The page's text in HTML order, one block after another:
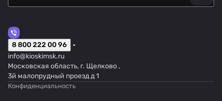
8 800 222 00 96
info@kioskimsk.ru
Московская область, г. Щелково ,
3й малопрудный проезд д 1
Конфиденциальность